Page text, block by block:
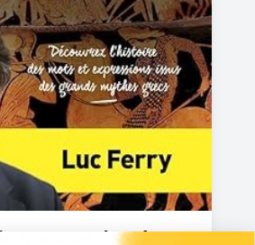
grecque de A à Z